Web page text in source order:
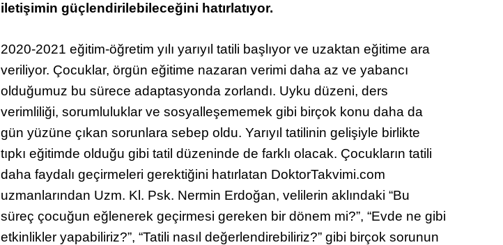
iletişimin güçlendirilebileceğini hatırlatıyor.
2020-2021 eğitim-öğretim yılı yarıyıl tatili başlıyor ve uzaktan eğitime ara
veriliyor. Çocuklar, örgün eğitime nazaran verimi daha az ve yabancı
olduğumuz bu sürece adaptasyonda zorlandı. Uyku düzeni, ders
verimliliği, sorumluluklar ve sosyalleşememek gibi birçok konu daha da
gün yüzüne çıkan sorunlara sebep oldu. Yarıyıl tatilinin gelişiyle birlikte
tıpkı eğitimde olduğu gibi tatil düzeninde de farklı olacak. Çocukların tatili
daha faydalı geçirmeleri gerektiğini hatırlatan DoktorTakvimi.com
uzmanlarından Uzm. Kl. Psk. Nermin Erdoğan, velilerin aklındaki “Bu
süreç çocuğun eğlenerek geçirmesi gereken bir dönem mi?”, “Evde ne gibi
etkinlikler yapabiliriz?”, “Tatili nasıl değerlendirebiliriz?” gibi birçok sorunun